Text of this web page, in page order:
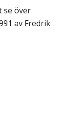
se över
av Fredrik